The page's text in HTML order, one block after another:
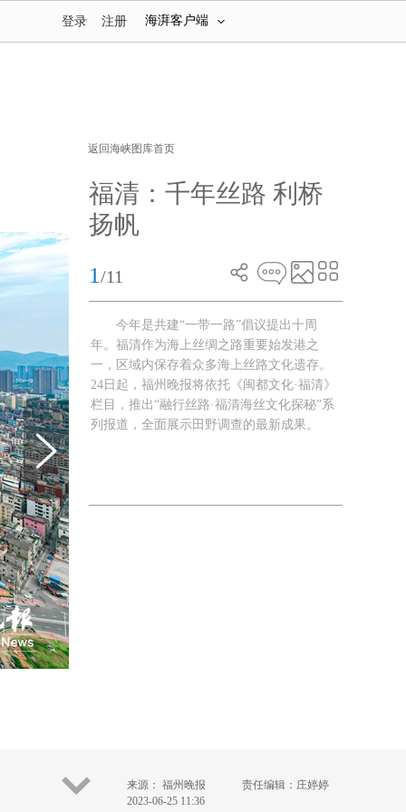
海湃客户端
登录 注册
返回海峡图库首页
福清：千年丝路 利桥
扬帆
1 /11
今年是共建“一带一路”倡议提出十周
年。福清作为海上丝绸之路重要始发港之
一，区域内保存着众多海上丝路文化遗存。
24日起，福州晚报将依托《闽都文化·福清》
栏目，推出“融行丝路·福清海丝文化探秘”系
列报道，全面展示田野调查的最新成果。
来源： 福州晚报
2023-06-25 11:36
责任编辑：庄婷婷